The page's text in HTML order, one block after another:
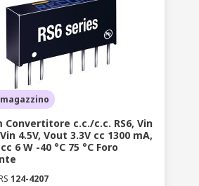
Convertitore c.c./c.c. RS6, Vin
4.5V, Vout 3.3V cc 1300 mA,
6 W -40 °C 75 °C Foro
124-4207